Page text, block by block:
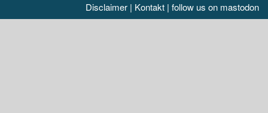
Disclaimer | Kontakt | follow us on mastodon